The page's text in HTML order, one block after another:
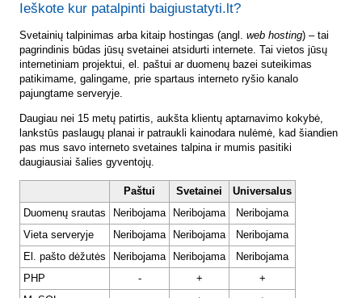
Ieškote kur patalpinti baigiustatyti.lt?
Svetainių talpinimas arba kitaip hostingas (angl. web hosting) – tai
pagrindinis būdas jūsų svetainei atsidurti internete. Tai vietos jūsų
internetiniam projektui, el. paštui ar duomenų bazei suteikimas
patikimame, galingame, prie spartaus interneto ryšio kanalo
pajungtame serveryje.
Daugiau nei 15 metų patirtis, aukšta klientų aptarnavimo kokybė,
lankstūs paslaugų planai ir patraukli kainodara nulėmė, kad šiandien
pas mus savo interneto svetaines talpina ir mumis pasitiki
daugiausiai šalies gyventojų.
Paštui Svetainei
Universalus
Duomenų srautas
Neribojama Neribojama
Neribojama
Vieta serveryje
Neribojama Neribojama
Neribojama
El. pašto dėžutės
Neribojama Neribojama
Neribojama
PHP
- +
+